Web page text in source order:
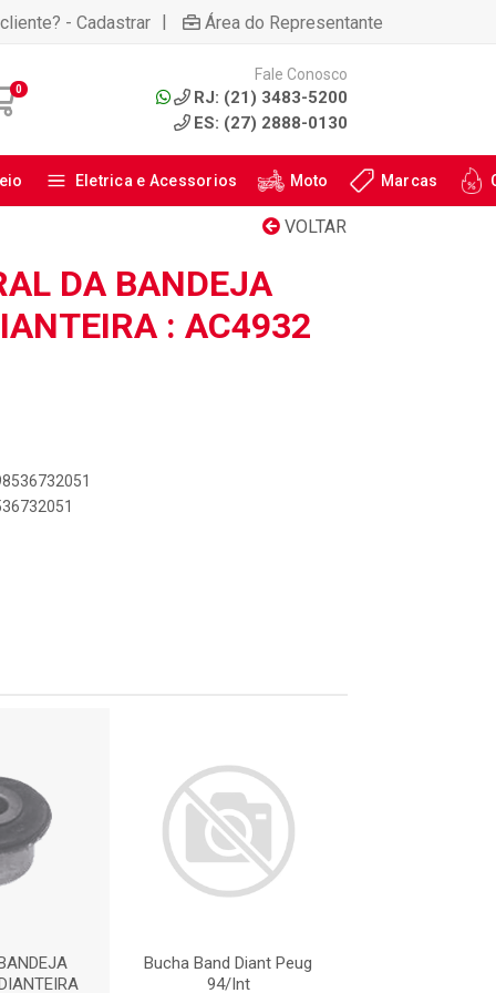
- Cadastrar | Área do Representante
0
Fale Conosco
RJ: (21) 3483-5200
ES: (27) 2888-0130
Eletrica e Acessorios Moto Marcas
VOLTAR
DA BANDEJA
: AC4932
Bucha Band Diant Peug
94/Int